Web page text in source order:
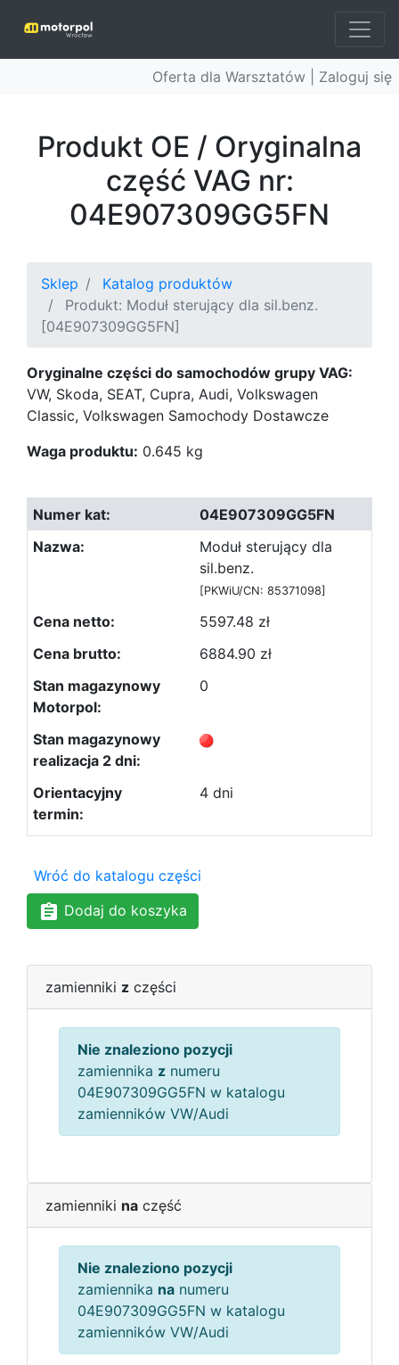
Oferta dla Warsztatów | Zaloguj się
Produkt OE / Oryginalna
część VAG nr:
04E907309GG5FN
Sklep
Katalog produktów
Produkt: Moduł sterujący dla sil.benz.
[04E907309GG5FN]
Oryginalne części do samochodów grupy VAG:
VW, Skoda, SEAT, Cupra, Audi, Volkswagen
Classic, Volkswagen Samochody Dostawcze
Waga produktu: 0.645 kg
04E907309GG5FN
Moduł sterujący dla
sil.benz.
[PKWiU/CN: 85371098]
5597.48 zł
6884.90 zł
0
4 dni
Wróć do katalogu części
Dodaj do koszyka
zamienniki z części
Nie znaleziono pozycji
zamiennika z numeru
04E907309GG5FN w katalogu
zamienników VW/Audi
zamienniki na część
Nie znaleziono pozycji
zamiennika na numeru
04E907309GG5FN w katalogu
zamienników VW/Audi